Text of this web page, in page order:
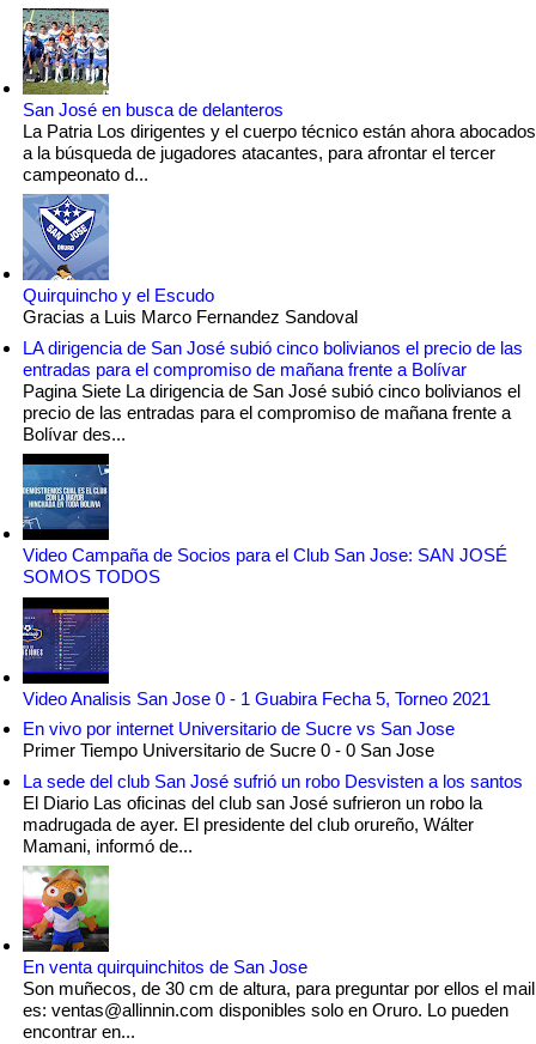
San José en busca de delanteros
La Patria Los dirigentes y el cuerpo técnico están ahora abocados
a la búsqueda de jugadores atacantes, para afrontar el tercer
campeonato d...
Quirquincho y el Escudo
Gracias a Luis Marco Fernandez Sandoval
LA dirigencia de San José subió cinco bolivianos el precio de las
entradas para el compromiso de mañana frente a Bolívar
Pagina Siete La dirigencia de San José subió cinco bolivianos el
precio de las entradas para el compromiso de mañana frente a
Bolívar des...
Video Campaña de Socios para el Club San Jose: SAN JOSÉ
SOMOS TODOS
Video Analisis San Jose 0 - 1 Guabira Fecha 5, Torneo 2021
En vivo por internet Universitario de Sucre vs San Jose
Primer Tiempo Universitario de Sucre 0 - 0 San Jose
La sede del club San José sufrió un robo Desvisten a los santos
El Diario Las oficinas del club san José sufrieron un robo la
madrugada de ayer. El presidente del club orureño, Wálter
Mamani, informó de...
En venta quirquinchitos de San Jose
Son muñecos, de 30 cm de altura, para preguntar por ellos el mail
es: ventas@allinnin.com disponibles solo en Oruro. Lo pueden
encontrar en...